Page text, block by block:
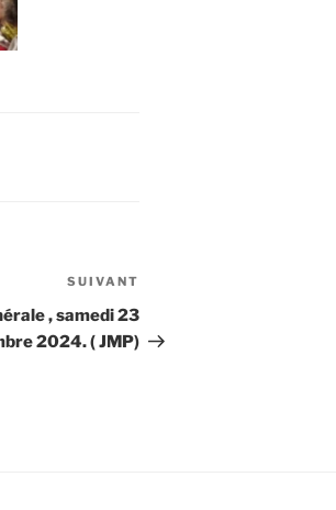
suivant
SUIVANT
, samedi 23
2024. ( JMP)